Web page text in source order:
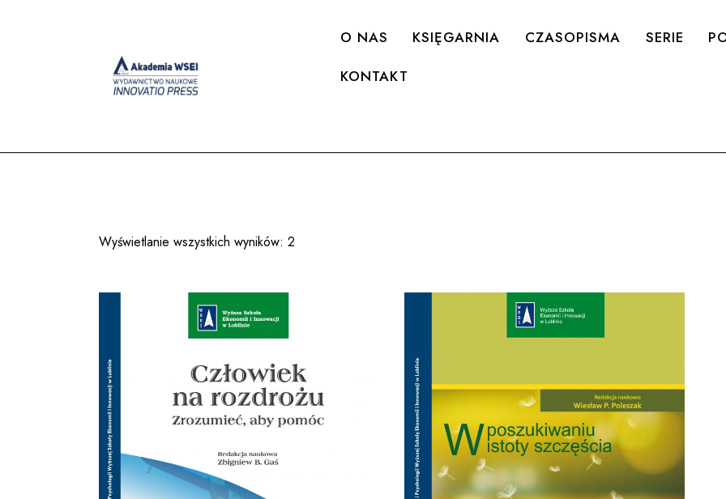
O NAS KSIĘGARNIA CZASOPISMA SERIE
KONTAKT
Wyświetlanie wszystkich wyników: 2